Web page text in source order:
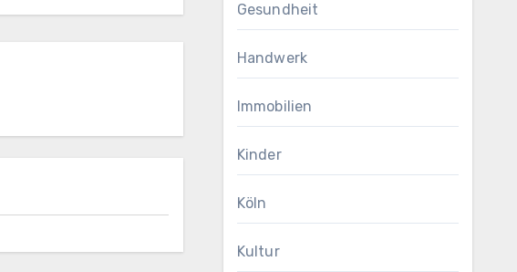
Gesundheit
Handwerk
Immobilien
Kinder
Köln
Kultur